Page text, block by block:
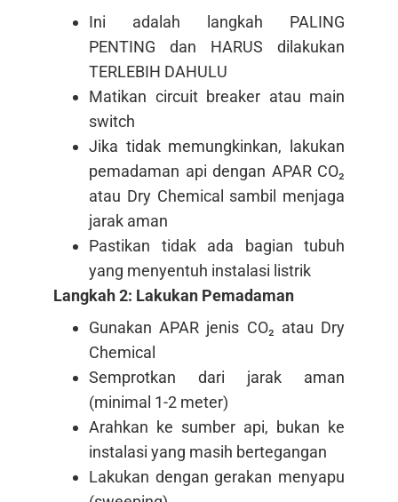
Ini adalah langkah PALING
PENTING dan HARUS dilakukan
TERLEBIH DAHULU
Matikan circuit breaker atau main
switch
Jika tidak memungkinkan, lakukan
pemadaman api dengan APAR CO₂
atau Dry Chemical sambil menjaga
jarak aman
Pastikan tidak ada bagian tubuh
yang menyentuh instalasi listrik
Langkah 2: Lakukan Pemadaman
Gunakan APAR jenis CO₂ atau Dry
Chemical
Semprotkan dari jarak aman
(minimal 1-2 meter)
Arahkan ke sumber api, bukan ke
instalasi yang masih bertegangan
Lakukan dengan gerakan menyapu